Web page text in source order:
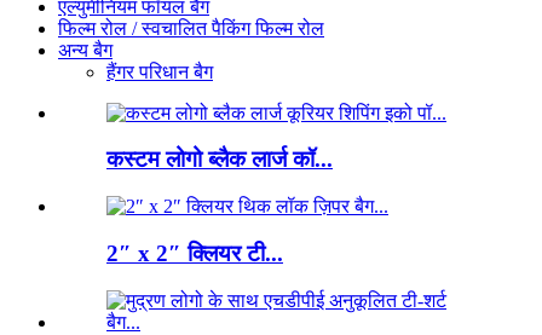
एल्युमीनियम फॉयल बैग
फिल्म रोल / स्वचालित पैकिंग फिल्म रोल
अन्य बैग
हैंगर परिधान बैग
कस्टम लोगो ब्लैक लार्ज कॉ...
2″ x 2″ क्लियर टी...